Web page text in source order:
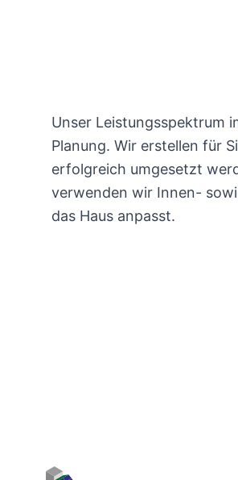
Unser Leistungsspektrum
Planung. Wir erstellen für
erfolgreich umgesetzt
verwenden wir Innen-
das Haus anpasst.